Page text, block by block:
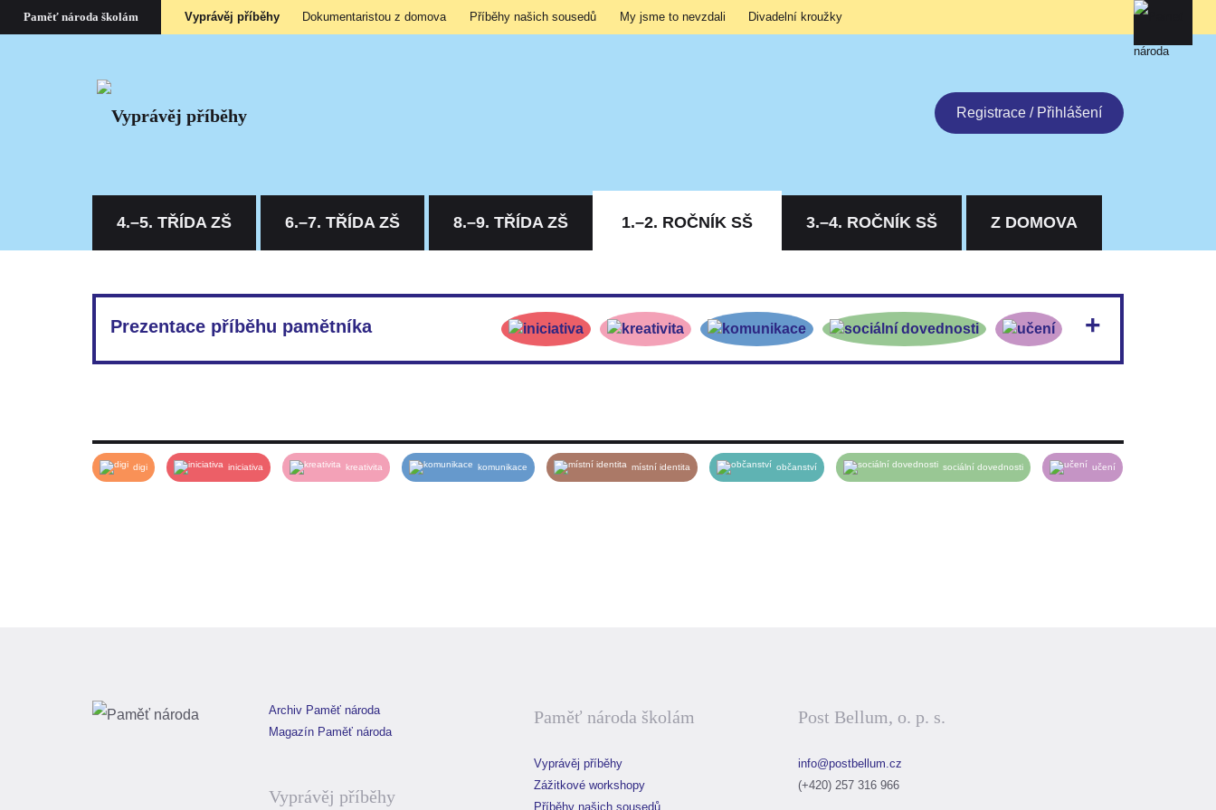
Paměť národa školám Vyprávěj příběhy Dokumentaristou z domova Příběhy našich sousedů My jsme to nevzdali Divadelní kroužky
Registrace / Přihlášení
4.–5. TŘÍDA ZŠ 6.–7. TŘÍDA ZŠ 8.–9. TŘÍDA ZŠ 1.–2. ROČNÍK SŠ 3.–4. ROČNÍK SŠ Z DOMOVA
Prezentace příběhu pamětníka
digi iniciativa kreativita komunikace místní identita občanství sociální dovednosti učení
Archiv Paměť národa
Magazín Paměť národa
Vyprávěj příběhy
Paměť národa školám
Vyprávěj příběhy
Zážitkové workshopy
Příběhy našich sousedů
Post Bellum, o. p. s.
info@postbellum.cz
(+420) 257 316 966